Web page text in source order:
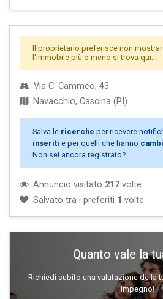
Il proprietario preferisce non
l'immobile più o meno si trova qui...
Via C. Cammeo, 43
Navacchio, Cascina (PI)
Salva le ricerche per ricevere
inseriti e per quelli che hanno
Non sei ancora registrato?
Annuncio visitato 217 volte
Salvato tra i preferiti 1 volte
Quanto vale la
Richiedi subito una valutazione della
impegno!